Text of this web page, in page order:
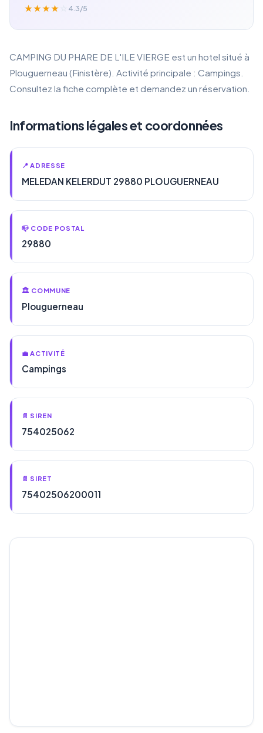
★★★★ 4.3/5
CAMPING DU PHARE DE L'ILE VIERGE est un hotel situé à
Plouguerneau (Finistère). Activité principale : Campings.
Consultez la fiche complète et demandez un réservation.
Informations légales et coordonnées
📍 ADRESSE
MELEDAN KELERDUT 29880 PLOUGUERNEAU
📪 CODE POSTAL
29880
🏛️ COMMUNE
Plouguerneau
💼 ACTIVITÉ
Campings
📄 SIREN
754025062
📄 SIRET
75402506200011